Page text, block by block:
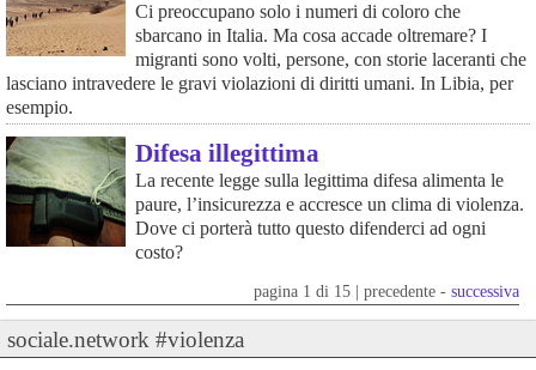
Ci preoccupano solo i numeri di coloro che
sbarcano in Italia. Ma cosa accade oltremare? I
migranti sono volti, persone, con storie laceranti che
lasciano intravedere le gravi violazioni di diritti umani. In Libia, per
esempio.
Difesa illegittima
La recente legge sulla legittima difesa alimenta le
paure, l’insicurezza e accresce un clima di violenza.
Dove ci porterà tutto questo difenderci ad ogni
costo?
pagina 1 di 15 | precedente -successiva
sociale.network #violenza